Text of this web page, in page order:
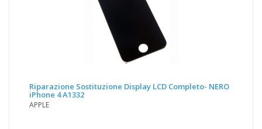
Riparazione Sostituzione Display LCD Completo- NERO
iPhone 4 A1332
APPLE